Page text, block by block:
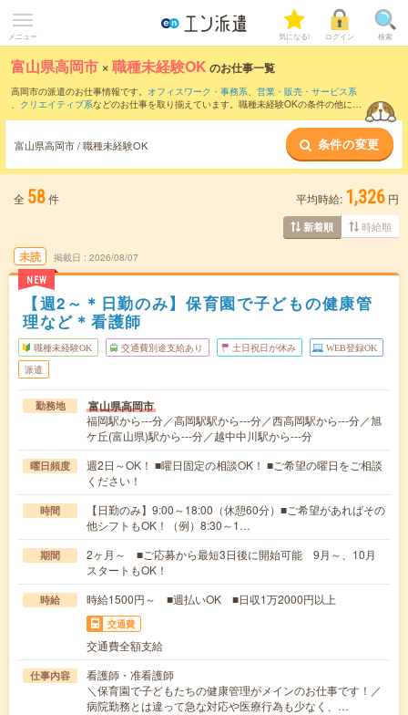
メニュー 気になる! ログイン 検索
富山県高岡市 ×職種未経験OK のお仕事一覧
高岡市の派遣のお仕事情報です。 オフィスワーク・事務系、 営業・販売・サービス系
、 クリエイティブ系などのお仕事を取り揃えています。職種未経験OKの条件の他に、
富山県高岡市 / 職種未経験OK 条件の変更
全 58件 平均時給: 1,326 円
新着順 時給順
未読
NEW
掲載日 2026/08/07
【週2～＊日勤のみ】保育園で子どもの健康管
理など＊看護師
職種未経験OK 交通費別途支給あり 土日祝日が休み WEB登録OK
派遣
勤務地 富山県高岡市
福岡駅から---分／高岡駅駅から---分／西高岡駅から---分／旭
ケ丘(富山県)駅から---分／越中中川駅から---分
曜日頻度
週2日～OK！ ■曜日固定の相談OK！ ■ご希望の曜日をご相談
ください！
時間
【日勤のみ】9:00～18:00（休憩60分）■ご希望があればその
他シフトもOK！（例）8:30～1…
期間
2ヶ月～ ■ご応募から最短3日後に開始可能 9月～、10月
スタートもOK！
時給 時給1500円～ ■週払いOK ■日収1万2000円以上
交通費
交通費全額支給
仕事内容
看護師・准看護師
＼保育園で子どもたちの健康管理がメインのお仕事です！／
病院勤務とは違って急な対応や医療行為も少なく、…